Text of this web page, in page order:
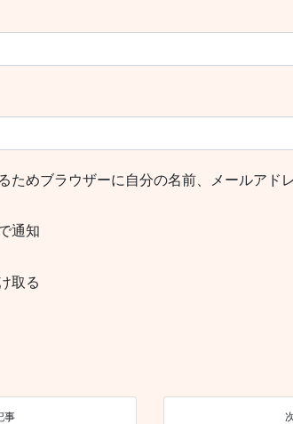
ためブラウザーに自分の名前、メールアド
通知
取る
事